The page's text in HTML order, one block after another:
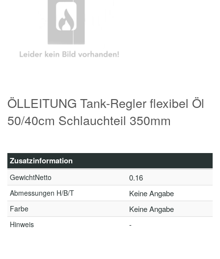
ÖLLEITUNG Tank-Regler flexibel Öl
50/40cm Schlauchteil 350mm
Zusatzinformation
GewichtNetto 0.16
Abmessungen H/B/T Keine Angabe
Farbe Keine Angabe
Hinweis -